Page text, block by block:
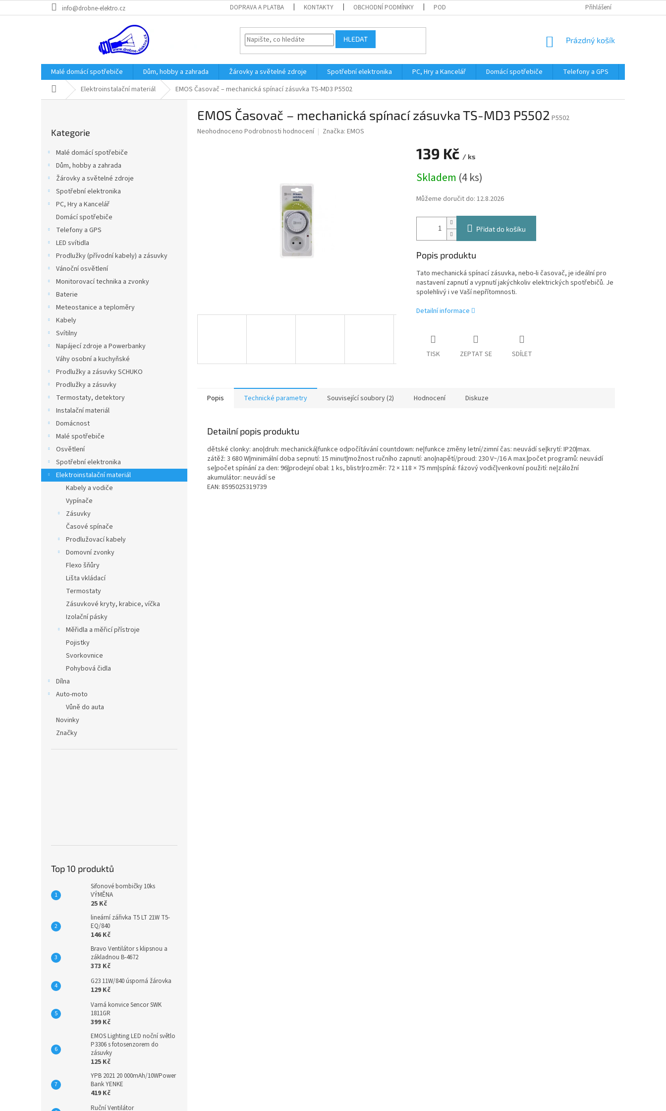
na
info@drobne-elektro.cz DOPRAVA A PLATBA KONTAKTY OBCHODNÍ PODMÍNKY PODMÍNKY OCHRANY OSOBNÍCH ÚDAJŮ Přihlášení
HLEDAT
NÁKUPNÍ
Prázdný košík
Malé domácí spotřebiče Dům, hobby a zahrada Žárovky a světelné zdroje Spotřební elektronika PC, Hry a Kancelář Domácí spotřebiče Telefony a GPS
Domů Elektroinstalační materiál EMOS Časovač – mechanická spínací zásuvka TS-MD3 P5502
kategorie
Kategorie
Malé domácí spotřebiče
Dům, hobby a zahrada
Žárovky a světelné zdroje
Spotřební elektronika
PC, Hry a Kancelář
Domácí spotřebiče
Telefony a GPS
LED svítidla
Prodlužky (přívodní kabely) a zásuvky
Vánoční osvětlení
Monitorovací technika a zvonky
Baterie
Meteostanice a teploměry
Kabely
Svítilny
Napájecí zdroje a Powerbanky
Váhy osobní a kuchyňské
Prodlužky a zásuvky SCHUKO
Prodlužky a zásuvky
Termostaty, detektory
Instalační materiál
Domácnost
Malé spotřebiče
Osvětlení
Spotřební elektronika
Elektroinstalační materiál
Kabely a vodiče
Vypínače
Zásuvky
Časové spínače
Prodlužovací kabely
Domovní zvonky
Flexo šňůry
Lišta vkládací
Termostaty
Zásuvkové kryty, krabice, víčka
Izolační pásky
Měřidla a měřicí přístroje
Pojistky
Svorkovnice
Pohybová čidla
Dílna
Auto-moto
Vůně do auta
Novinky
Značky
Top 10 produktů
Sifonové bombičky 10ks
VÝMĚNA
25 Kč
lineární zářivka T5 LT 21W T5-
EQ/840
146 Kč
Bravo Ventilátor s klipsnou a
základnou B-4672
373 Kč
G23 11W/840 úsporná žárovka
129 Kč
Varná konvice Sencor SWK
1811GR
399 Kč
EMOS Lighting LED noční světlo
P3306 s fotosenzorem do
zásuvky
125 Kč
YPB 2021 20 000mAh/10WPower
Bank YENKE
419 Kč
Ruční Ventilátor
EMOS Časovač – mechanická spínací zásuvka TS-MD3 P5502 P5502
Průměrné
Neohodnoceno Podrobnosti hodnocení Značka: EMOS
139 Kč / ks
cena:
Skladem (4 ks)
Můžeme doručit do: 12.8.2026
Přidat do košíku
Popis produktu
Tato mechanická spínací zásuvka, nebo-li časovač, je ideální pro
nastavení zapnutí a vypnutí jakýchkoliv elektrických spotřebičů. Je
spolehlivý i ve Vaší nepřítomnosti.
Detailní informace
TISK ZEPTAT SE SDÍLET
Popis Technické parametry Související soubory (2) Hodnocení Diskuze
Detailní popis produktu
dětské clonky: ano|druh: mechanická|funkce odpočítávání countdown: ne|funkce změny letní/zimní čas: neuvádí se|krytí: IP20|max.
zátěž: 3 680 W|minimální doba sepnutí: 15 minut|možnost ručního zapnutí: ano|napětí/proud: 230 V~/16 A max.|počet programů: neuvádí
se|počet spínání za den: 96|prodejní obal: 1 ks, blistr|rozměr: 72 × 118 × 75 mm|spíná: fázový vodič|venkovní použití: ne|záložní
akumulátor: neuvádí se
EAN: 8595025319739